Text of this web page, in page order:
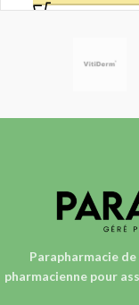
Parapharmacie
pharmaciennepour